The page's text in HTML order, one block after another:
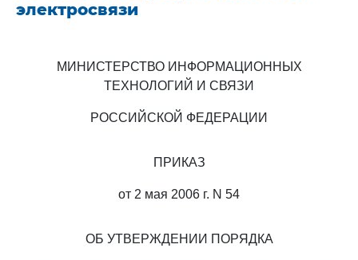
электросвязи
МИНИСТЕРСТВО ИНФОРМАЦИОННЫХ
ТЕХНОЛОГИЙ И СВЯЗИ
РОССИЙСКОЙ ФЕДЕРАЦИИ
ПРИКАЗ
от 2 мая 2006 г. N 54
ОБ УТВЕРЖДЕНИИ ПОРЯДКА